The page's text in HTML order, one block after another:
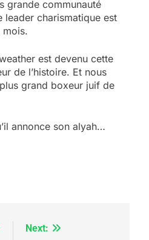
grande communauté
leader charismatique est
mois.
est devenu cette
de l’histoire. Et nous
grand boxeur juif de
annonce son alyah…
Next:
d’ADL contre
ISRAÉL